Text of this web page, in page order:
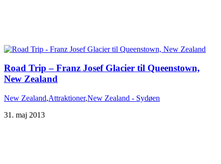
Road Trip – Franz Josef Glacier til Queenstown,
New Zealand,Attraktioner,New Zealand - Sydøen
31. maj 2013